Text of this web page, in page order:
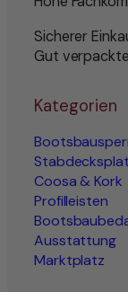
Sicherer
Gut
Kategorien
Coosa & Kork
Profilleisten
Ausstattung
Marktplatz